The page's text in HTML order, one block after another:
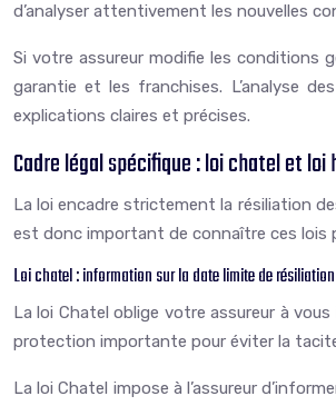
d’analyser attentivement les nouvelles
Si votre assureur modifie les conditions
garantie et les franchises. L’analyse
explications claires et précises.
Cadre légal spécifique : loi chatel et loi
La loi encadre strictement la résiliation
est donc important de connaître ces lois
Loi chatel : information sur la date limite de résiliation
La loi Chatel oblige votre assureur à
protection importante pour éviter la
La loi Chatel impose à l’assureur